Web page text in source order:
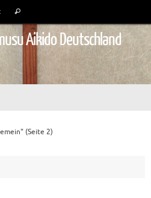
Suchen
Aikido Deutschland
(Seite 2)